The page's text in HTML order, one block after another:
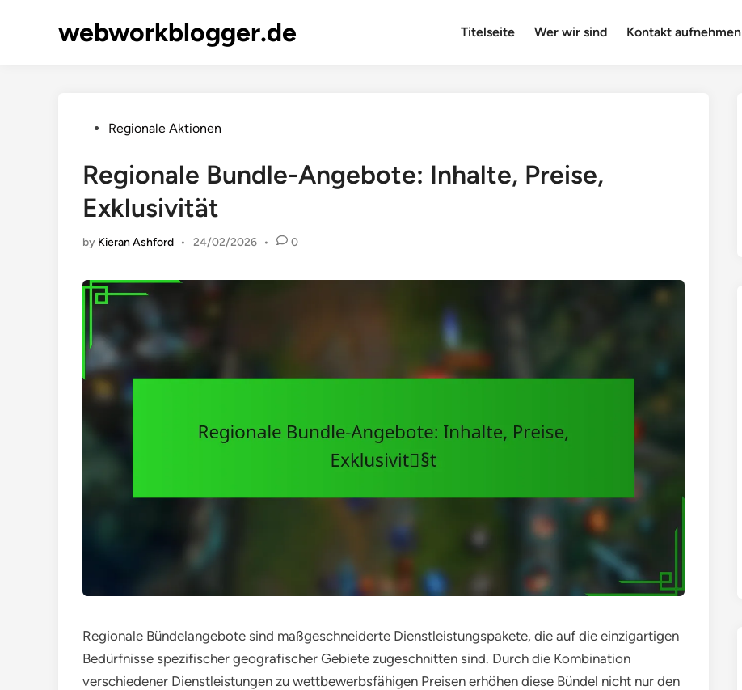
webworkblogger.de Titelseite Wer wir sind Kontakt aufnehmen
PostedRegionale Aktionen
Regionale Bundle-Angebote: Inhalte, Preise,
Exklusivität
by Kieran Ashford • 24/02/2026 • 0
Regionale Bündelangebote sind maßgeschneiderte Dienstleistungspakete, die auf die einzigartigen
Bedürfnisse spezifischer geografischer Gebiete zugeschnitten sind. Durch die Kombination
verschiedener Dienstleistungen zu wettbewerbsfähigen Preisen erhöhen diese Bündel nicht nur den